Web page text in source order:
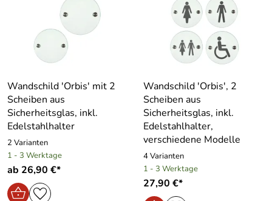
Wandschild ′Orbis′ mit 2
Scheiben aus
Sicherheitsglas, inkl.
Edelstahlhalter
2 Varianten
1 - 3 Werktage
ab 26,90 €*
Wandschild ′Orbis′, 2
Scheiben aus
Sicherheitsglas, inkl.
Edelstahlhalter,
verschiedene Modelle
4 Varianten
1 - 3 Werktage
27,90 €*